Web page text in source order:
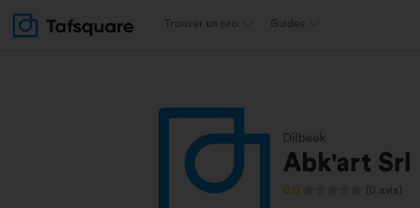
Trouver un pro Guides
Dilbeek
Abk'art Srl
0,0 (0 avis)